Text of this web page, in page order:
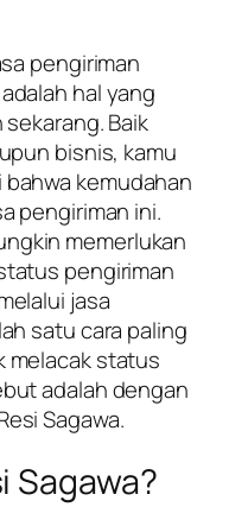
pengiriman
hal yang
Baik
bisnis, kamu
kemudahan
pengiriman ini.
memerlukan
pengiriman
jasa
satu cara paling
melacak status
adalah dengan
Sagawa.
Sagawa?